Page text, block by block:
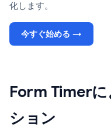
化します。
今すぐ始める →
Form Timer
ション